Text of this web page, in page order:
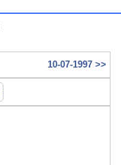
10-07-1997 >>